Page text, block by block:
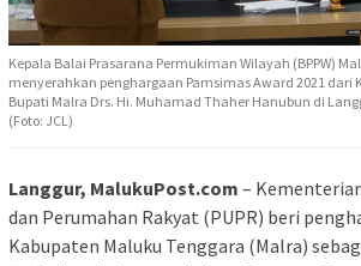
Kepala Balai Prasarana Permukiman Wilayah (BPPW)
menyerahkan penghargaan Pamsimas Award 2021 dari
Bupati Malra Drs. Hi. Muhamad Thaher Hanubun di
(Foto: JCL)
Langgur, MalukuPost.com –
dan Perumahan Rakyat (PUPR) beri
Kabupaten Maluku Tenggara (Malra)